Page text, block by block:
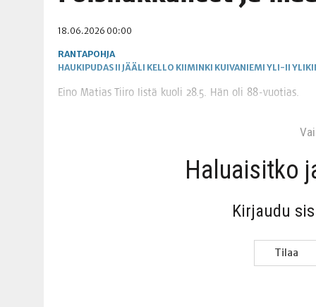
06.08.2026 | KII­MIN­KI­PÄI­VÄT JÄR­JES­TE­TÄÄN PERIN­TEI­TÄ
18.06.2026 00:00
RANTAPOHJA
HAUKIPUDAS II JÄÄLI KELLO KIIMINKI KUIVANIEMI YLI-II
Eino Matias Tii­ro Iis­tä kuo­li 28.5. Hän oli 88-vuotias.
Haluai­sit­ko
Kir­jau­du
Tilaa